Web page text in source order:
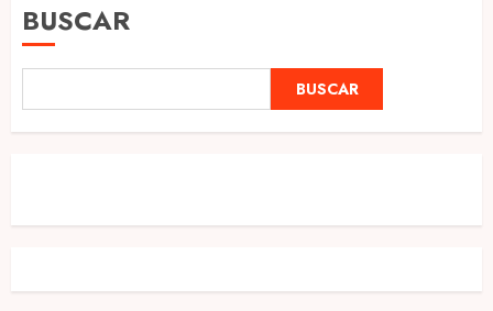
BUSCAR
BUSCAR